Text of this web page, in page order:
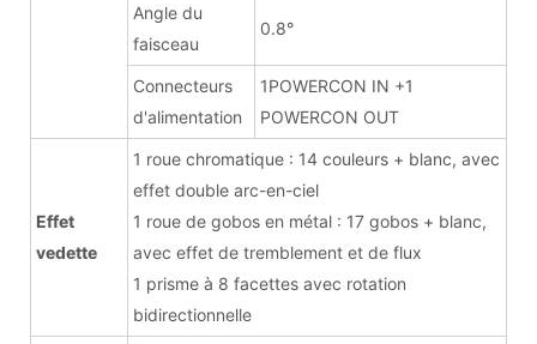
Angle du
faisceau
0.8°
Connecteurs
d'alimentation
1POWERCON IN +1
POWERCON OUT
Effet
vedette
1 roue chromatique : 14 couleurs + blanc, avec
effet double arc-en-ciel
1 roue de gobos en métal : 17 gobos + blanc,
avec effet de tremblement et de flux
1 prisme à 8 facettes avec rotation
bidirectionnelle